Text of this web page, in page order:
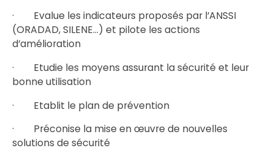
· Evalue les indicateurs proposés par l’ANSSI
(ORADAD, SILENE…) et pilote les actions
d’amélioration
· Etudie les moyens assurant la sécurité et leur
bonne utilisation
· Etablit le plan de prévention
· Préconise la mise en œuvre de nouvelles
solutions de sécurité